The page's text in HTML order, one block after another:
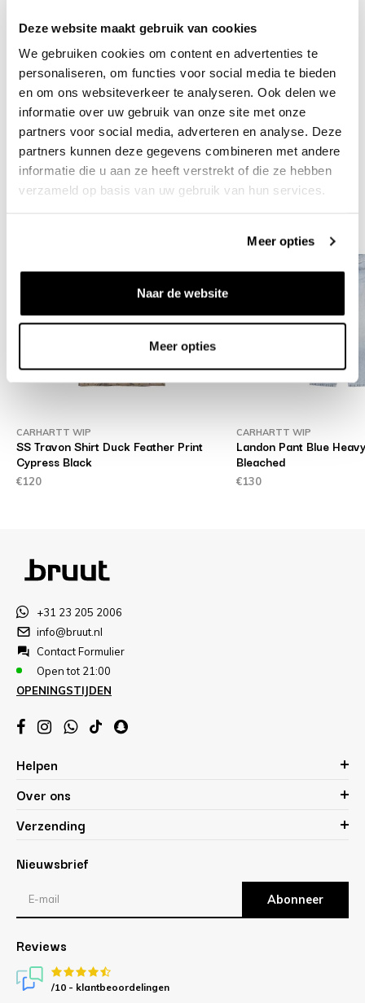
Deze website maakt gebruik van cookies
We gebruiken cookies om content en advertenties te
personaliseren, om functies voor social media te bieden
en om ons websiteverkeer te analyseren. Ook delen we
informatie over uw gebruik van onze site met onze
partners voor social media, adverteren en analyse. Deze
partners kunnen deze gegevens combineren met andere
informatie die u aan ze heeft verstrekt of die ze hebben
verzameld op basis van uw gebruik van hun services.
Meer opties
Naar de website
Meer opties
Hulp nodig?We helpen
info@bruut.nl Live chat Whatsapp
Over dit product
Verzenden & retourneren
Gerelateerde producten
CARHARTT WIP
SS Travon Shirt Duck Feather Print
Cypress Black
€120
CARHARTT WIP
Landon Pant Blue
Bleached
€130
+31 23 205 2006
info@bruut.nl
Contact Formulier
Open tot 21:00
OPENINGSTIJDEN
Helpen
Over ons
Verzending
Nieuwsbrief
Abonneer
Reviews
/10 - klantbeoordelingen